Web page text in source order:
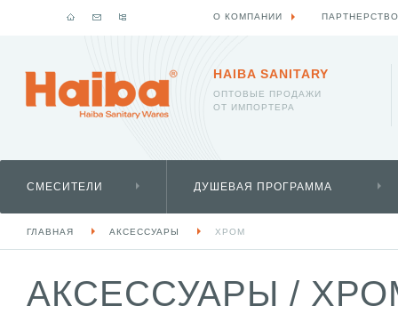
HAIBA SANITARY
ОПТОВЫЕ ПРОДАЖИ
ОТ ИМПОРТЕРА
СМЕСИТЕЛИ ДУШЕВАЯ ПРОГРАММА
ГЛАВНАЯ АКСЕССУАРЫ ХРОМ
АКСЕССУАРЫ /
О КОМПАНИИ ПАРТНЕРСТВО